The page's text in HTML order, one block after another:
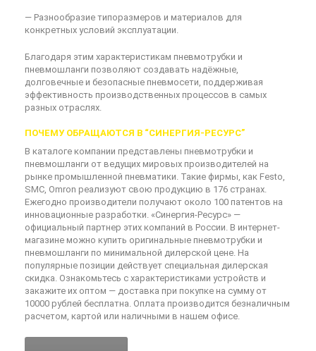
— Разнообразие типоразмеров и материалов для
конкретных условий эксплуатации.
Благодаря этим характеристикам пневмотрубки и
пневмошланги позволяют создавать надёжные,
долговечные и безопасные пневмосети, поддерживая
эффективность производственных процессов в самых
разных отраслях.
ПОЧЕМУ ОБРАЩАЮТСЯ В “СИНЕРГИЯ-РЕСУРС”
В каталоге компании представлены пневмотрубки и
пневмошланги от ведущих мировых производителей на
рынке промышленной пневматики. Такие фирмы, как Festo,
SMC, Omron реализуют свою продукцию в 176 странах.
Ежегодно производители получают около 100 патентов на
инновационные разработки. «Синергия-Ресурс» —
официальный партнер этих компаний в России. В интернет-
магазине можно купить оригинальные пневмотрубки и
пневмошланги по минимальной дилерской цене. На
популярные позиции действует специальная дилерская
скидка. Ознакомьтесь с характеристиками устройств и
закажите их оптом — доставка при покупке на сумму от
10000 рублей бесплатна. Оплата производится безналичным
расчетом, картой или наличными в нашем офисе.